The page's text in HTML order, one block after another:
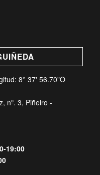
8° 37' 56.70"O
nº. 3, Piñeiro -
19:00